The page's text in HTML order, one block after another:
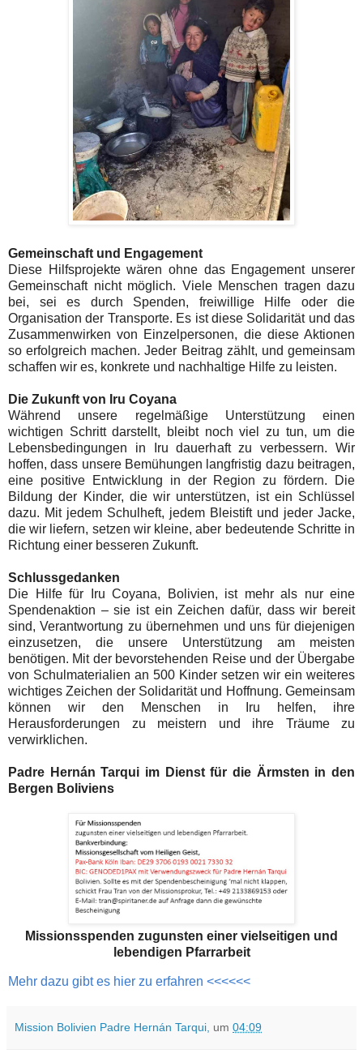
Gemeinschaft und Engagement
Diese Hilfsprojekte wären ohne das Engagement unserer
Gemeinschaft nicht möglich. Viele Menschen tragen dazu
bei, sei es durch Spenden, freiwillige Hilfe oder die
Organisation der Transporte. Es ist diese Solidarität und das
Zusammenwirken von Einzelpersonen, die diese Aktionen
so erfolgreich machen. Jeder Beitrag zählt, und gemeinsam
schaffen wir es, konkrete und nachhaltige Hilfe zu leisten.
Die Zukunft von Iru Coyana
Während unsere regelmäßige Unterstützung einen
wichtigen Schritt darstellt, bleibt noch viel zu tun, um die
Lebensbedingungen in Iru dauerhaft zu verbessern. Wir
hoffen, dass unsere Bemühungen langfristig dazu beitragen,
eine positive Entwicklung in der Region zu fördern. Die
Bildung der Kinder, die wir unterstützen, ist ein Schlüssel
dazu. Mit jedem Schulheft, jedem Bleistift und jeder Jacke,
die wir liefern, setzen wir kleine, aber bedeutende Schritte in
Richtung einer besseren Zukunft.
Schlussgedanken
Die Hilfe für Iru Coyana, Bolivien, ist mehr als nur eine
Spendenaktion – sie ist ein Zeichen dafür, dass wir bereit
sind, Verantwortung zu übernehmen und uns für diejenigen
einzusetzen, die unsere Unterstützung am meisten
benötigen. Mit der bevorstehenden Reise und der Übergabe
von Schulmaterialien an 500 Kinder setzen wir ein weiteres
wichtiges Zeichen der Solidarität und Hoffnung. Gemeinsam
können wir den Menschen in Iru helfen, ihre
Herausforderungen zu meistern und ihre Träume zu
verwirklichen.
Padre Hernán Tarqui im Dienst für die Ärmsten in den
Bergen Boliviens
Missionsspenden zugunsten einer vielseitigen und
lebendigen Pfarrarbeit
Mehr dazu gibt es hier zu erfahren <<<<<<
Mission Bolivien Padre Hernán Tarqui, um 04:09